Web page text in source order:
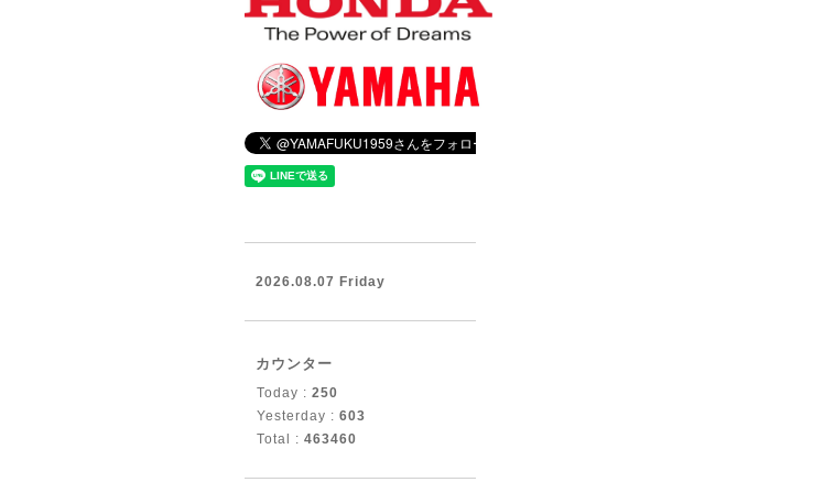
2026.08.07 Friday
カウンター
Today : 250
Yesterday : 603
Total : 463460